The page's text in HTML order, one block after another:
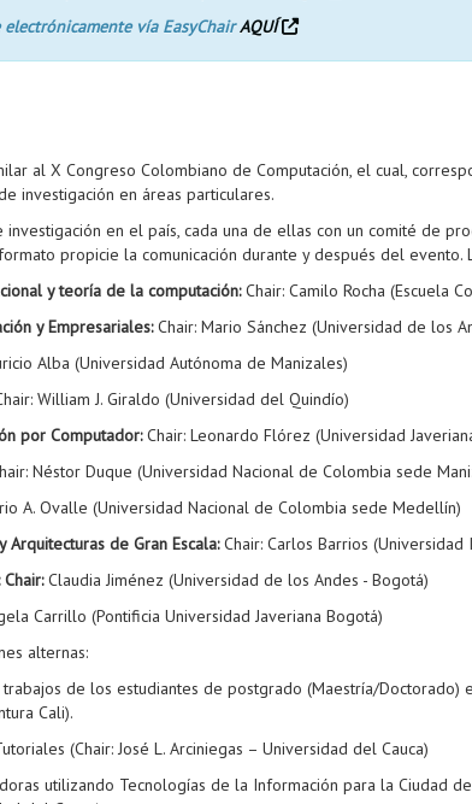
vía EasyChairAQUÍ
al X Congreso Colombiano de Computación, el cual,
investigación en áreas particulares.
en el país, cada una de ellas con un comité de
propicie la comunicación durante y después del evento.
y teoría de la computación:Chair: Camilo Rocha (Escuela
y Empresariales:Chair: Mario Sánchez (Universidad de los
Alba (Universidad Autónoma de Manizales)
William J. Giraldo (Universidad del Quindío)
por Computador:Chair: Leonardo Flórez (Universidad
Néstor Duque (Universidad Nacional de Colombia sede
A. Ovalle (Universidad Nacional de Colombia sede Medellín)
de Gran Escala:Chair: Carlos Barrios (Universidad
Claudia Jiménez (Universidad de los Andes - Bogotá)
Carrillo (Pontificia Universidad Javeriana Bogotá)
alternas:
de los estudiantes de postgrado (Maestría/Doctorado)
Cali).
(Chair: José L. Arciniegas – Universidad del Cauca)
utilizando Tecnologías de la Información para la Ciudad de